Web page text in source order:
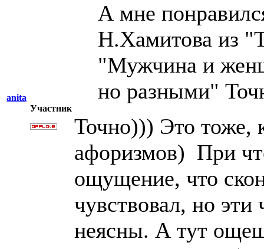
anita
Участник
А мне
Н.Хамитова из
"Мужчина и
но разными"
Точно))) Это тоже,
афоризмов) При
ощущение, что
чувствовал, но
неясны. А тут